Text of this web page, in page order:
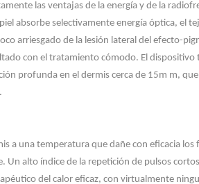
las ventajas de la energía y de la
absorbe selectivamente energía óptica, el
arriesgado de la lesión lateral del efecto-
con el tratamiento cómodo. El dispositivo
profunda en el dermis cerca de 15m m,
a una temperatura que dañe con eficacia
Un alto índice de la repetición de pulsos
del calor eficaz, con virtualmente